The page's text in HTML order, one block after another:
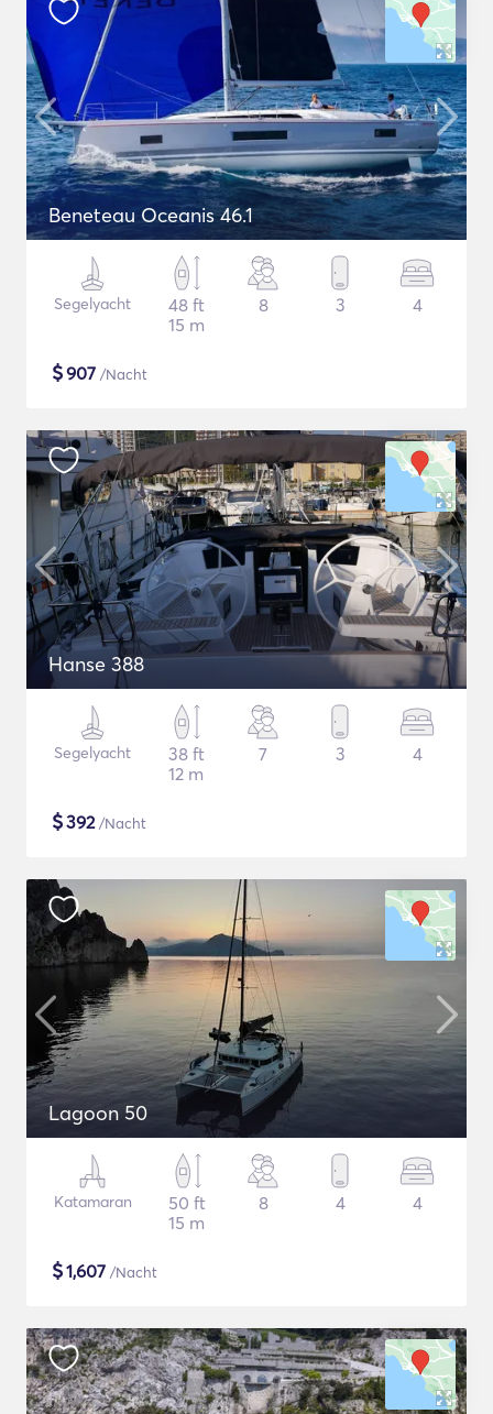
Beneteau Oceanis 46.1
Segelyacht
48 ft
15 m
8 3 4
$907 /Nacht
Hanse 388
Segelyacht
38 ft
12 m
7 3 4
$392/Nacht
Lagoon 50
Katamaran
50 ft
15 m
8 4 4
$1,607 /Nacht